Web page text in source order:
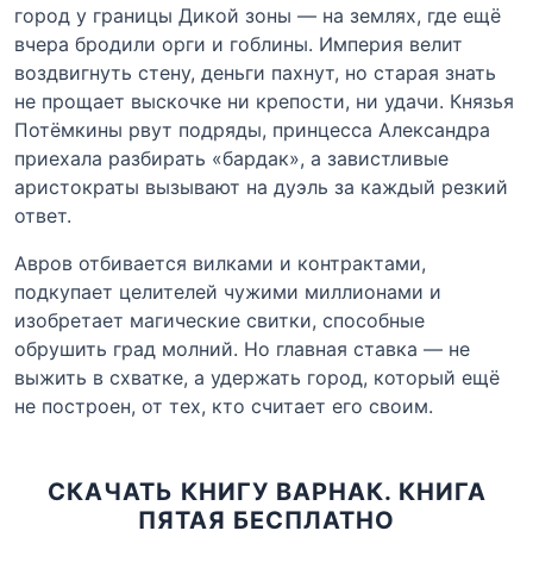
город у границы Дикой зоны — на землях, где ещё
вчера бродили орги и гоблины. Империя велит
воздвигнуть стену, деньги пахнут, но старая знать
не прощает выскочке ни крепости, ни удачи. Князья
Потёмкины рвут подряды, принцесса Александра
приехала разбирать «бардак», а завистливые
аристократы вызывают на дуэль за каждый резкий
ответ.
Авров отбивается вилками и контрактами,
подкупает целителей чужими миллионами и
изобретает магические свитки, способные
обрушить град молний. Но главная ставка — не
выжить в схватке, а удержать город, который ещё
не построен, от тех, кто считает его своим.
СКАЧАТЬ КНИГУ ВАРНАК. КНИГА
ПЯТАЯ БЕСПЛАТНО